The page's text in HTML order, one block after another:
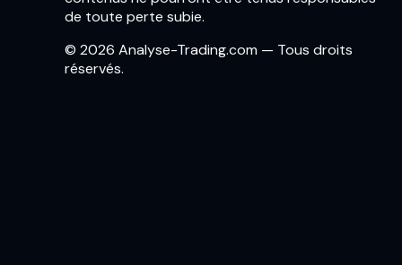
de toute perte subie.
© 2026 Analyse-Trading.com — Tous droits
réservés.